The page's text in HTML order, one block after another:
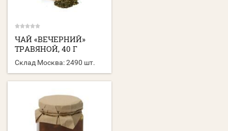
ЧАЙ «ВЕЧЕРНИЙ»
ТРАВЯНОЙ, 40 Г
Склад Москва:2490 шт.